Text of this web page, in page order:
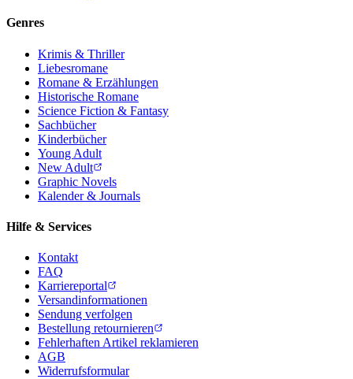
Genres
Krimis & Thriller
Liebesromane
Romane & Erzählungen
Historische Romane
Science Fiction & Fantasy
Sachbücher
Kinderbücher
Young Adult
New Adult
Graphic Novels
Kalender & Journals
Hilfe & Services
Kontakt
FAQ
Karriereportal
Versandinformationen
Sendung verfolgen
Bestellung retournieren
Fehlerhaften Artikel reklamieren
AGB
Widerrufsformular